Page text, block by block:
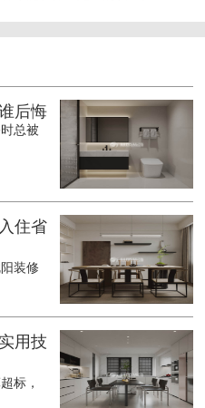
后悔
总被
住省
装修
用技
标，